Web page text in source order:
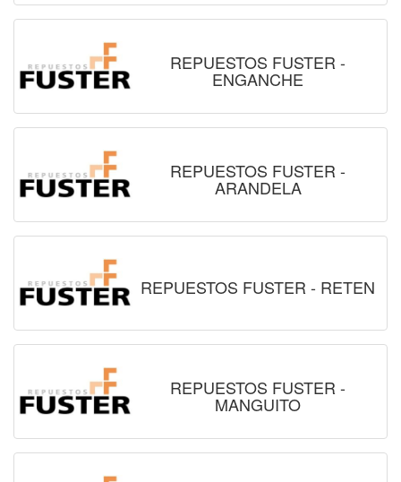
REPUESTOS FUSTER -
ENGANCHE
REPUESTOS FUSTER -
ARANDELA
REPUESTOS FUSTER - RETEN
REPUESTOS FUSTER -
MANGUITO